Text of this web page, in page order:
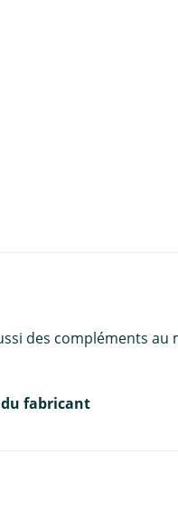
des compléments
du fabricant